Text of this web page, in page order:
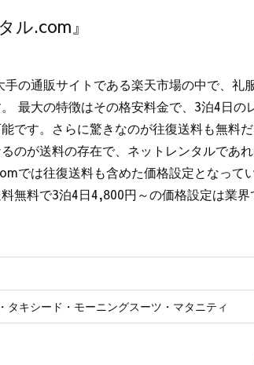
ル.com』
の通販サイトである楽天市場の中で、礼
最大の特徴はその格安料金で、3泊4日の
です。さらに驚きなのが往復送料も無料
のが送料の存在で、ネットレンタルであ
では往復送料も含めた価格設定となって
無料で3泊4日4,800円～の価格設定は業
タキシード・モーニングスーツ・マタニティ